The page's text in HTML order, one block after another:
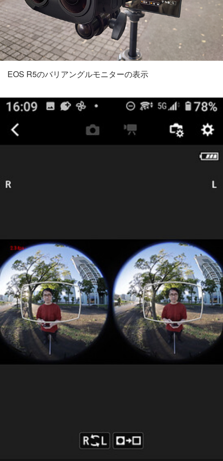
EOS R5のバリアングルモニターの表示